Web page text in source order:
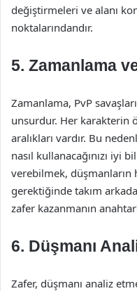
değiştirmeleri ve alanı
noktalarındandır.
5. Zamanlama
Zamanlama, PvP
unsurdur. Her karakterin
aralıkları vardır. Bu
nasıl kullanacağınızı iyi
verebilmek, düşmanların
gerektiğinde takım
zafer kazanmanın
6. Düşmanı
Zafer, düşmanı analiz